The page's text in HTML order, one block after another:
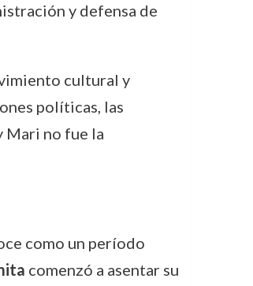
y defensa de
cultural y
políticas, las
Mari no fue la
como un período
comenzó a asentar su